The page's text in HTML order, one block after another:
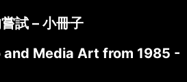
試 – 小冊子
and Media Art from 1985 -